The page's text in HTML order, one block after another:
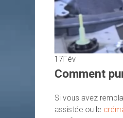
17Fév
Comment
Si vous avez
assistée ou le